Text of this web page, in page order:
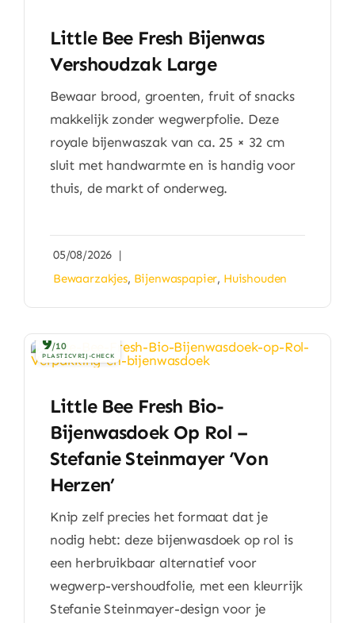
Little Bee Fresh Bijenwas
Vershoudzak Large
Bewaar brood, groenten, fruit of snacks
makkelijk zonder wegwerpfolie. Deze
royale bijenwaszak van ca. 25 × 32 cm
sluit met handwarmte en is handig voor
thuis, de markt of onderweg.
05/08/2026 |
Bewaarzakjes, Bijenwaspapier, Huishouden
9/10
PLASTICVRIJ-CHECK
Little Bee Fresh Bio-
Bijenwasdoek Op Rol –
Stefanie Steinmayer ‘Von
Herzen’
Knip zelf precies het formaat dat je
nodig hebt: deze bijenwasdoek op rol is
een herbruikbaar alternatief voor
wegwerp-vershoudfolie, met een kleurrijk
Stefanie Steinmayer-design voor je